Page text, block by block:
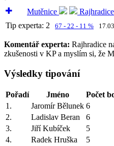
Mutěnice Rajhradice
Tip experta: 2 67 - 22 - 11 %
Komentář experta: Rajhradice
zkušenosti v KP a myslím si, že
Výsledky tipování
Pořadí Jméno
Počet
1.
Jaromír Bělunek 6
2.
Ladislav Beran
6
3.
Jiří Kubíček
5
4.
Radek Hruška
5